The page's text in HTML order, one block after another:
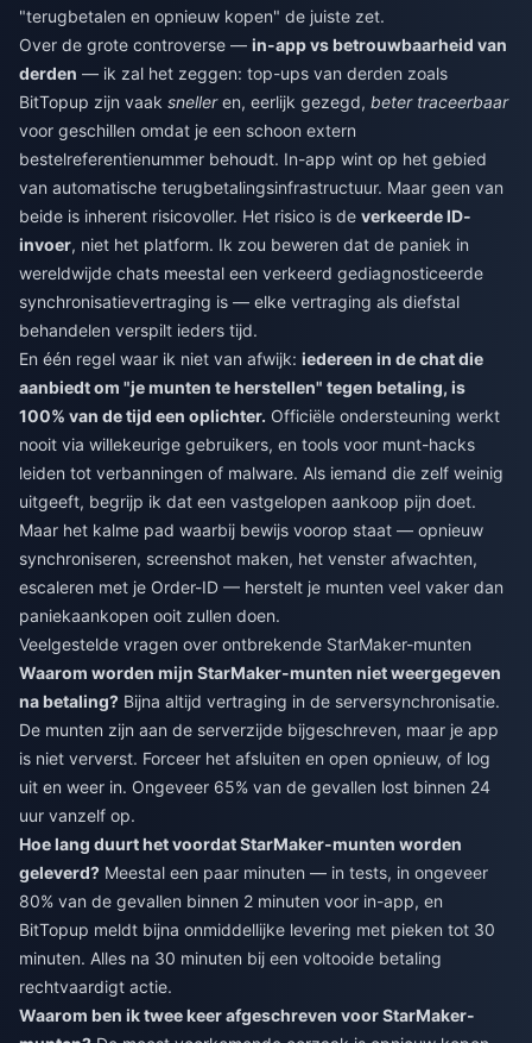
"terugbetalen en opnieuw kopen" de juiste zet.
Over de grote controverse — in-app vs betrouwbaarheid van
derden — ik zal het zeggen: top-ups van derden zoals
BitTopup zijn vaak snelleren, eerlijk gezegd, beter traceerbaar
voor geschillen omdat je een schoon extern
bestelreferentienummer behoudt. In-app wint op het gebied
van automatische terugbetalingsinfrastructuur. Maar geen van
beide is inherent risicovoller. Het risico is de verkeerde ID-
invoer, niet het platform. Ik zou beweren dat de paniek in
wereldwijde chats meestal een verkeerd gediagnosticeerde
synchronisatievertraging is — elke vertraging als diefstal
behandelen verspilt ieders tijd.
En één regel waar ik niet van afwijk: iedereen in de chat die
aanbiedt om "je munten te herstellen" tegen betaling, is
100% van de tijd een oplichter. Officiële ondersteuning werkt
nooit via willekeurige gebruikers, en tools voor munt-hacks
leiden tot verbanningen of malware. Als iemand die zelf weinig
uitgeeft, begrijp ik dat een vastgelopen aankoop pijn doet.
Maar het kalme pad waarbij bewijs voorop staat — opnieuw
synchroniseren, screenshot maken, het venster afwachten,
escaleren met je Order-ID — herstelt je munten veel vaker dan
paniekaankopen ooit zullen doen.
Veelgestelde vragen over ontbrekende StarMaker-munten
Waarom worden mijn StarMaker-munten niet weergegeven
na betaling? Bijna altijd vertraging in de serversynchronisatie.
De munten zijn aan de serverzijde bijgeschreven, maar je app
is niet ververst. Forceer het afsluiten en open opnieuw, of log
uit en weer in. Ongeveer 65% van de gevallen lost binnen 24
uur vanzelf op.
Hoe lang duurt het voordat StarMaker-munten worden
geleverd? Meestal een paar minuten — in tests, in ongeveer
80% van de gevallen binnen 2 minuten voor in-app, en
BitTopup meldt bijna onmiddellijke levering met pieken tot 30
minuten. Alles na 30 minuten bij een voltooide betaling
rechtvaardigt actie.
Waarom ben ik twee keer afgeschreven voor StarMaker-